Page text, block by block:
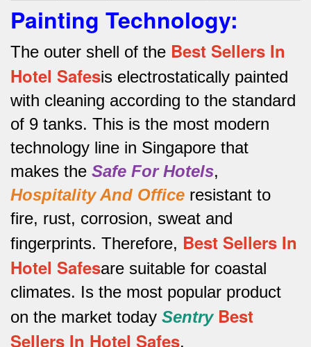
Painting Technology:
The outer shell of the Best Sellers In
Hotel Safesis electrostatically painted
with cleaning according to the standard
of 9 tanks. This is the most modern
technology line in Singapore that
makes the Safe For Hotels,
Hospitality And Office resistant to
fire, rust, corrosion, sweat and
fingerprints. Therefore, Best Sellers In
Hotel Safesare suitable for coastal
climates. Is the most popular product
on the market today Sentry Best
Sellers In Hotel Safes.